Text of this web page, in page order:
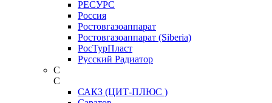
РЕСУРС
Россия
Ростовгазоаппарат
Ростовгазоаппарат (Siberia)
РосТурПласт
Русский Радиатор
С
С
САКЗ (ЦИТ-ПЛЮС )